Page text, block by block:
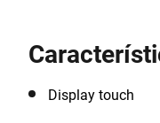
Display touch